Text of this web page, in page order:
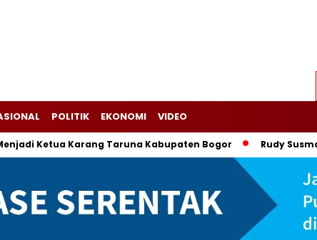
POLITIK EKONOMI VIDEO
Karang Taruna Kabupaten Bogor Rudy Susmanto-Ade